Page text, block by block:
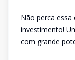
Não perca
investimento!
com grande